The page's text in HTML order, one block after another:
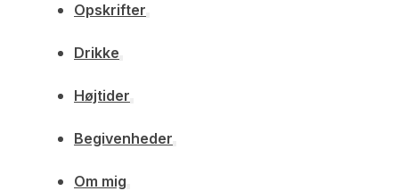
Opskrifter
Drikke
Højtider
Begivenheder
Om mig